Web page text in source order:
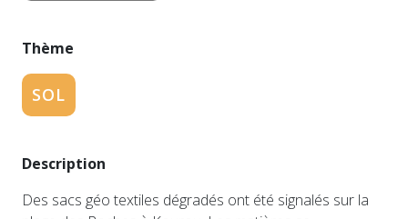
Thème
SOL
Description
Des sacs géo textiles dégradés ont été signalés sur la